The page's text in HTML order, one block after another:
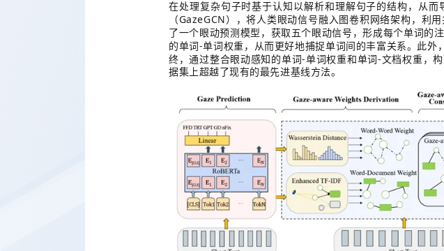
在处理复杂句子时基于认知以解析和理解句子的结构，从
（ GazeGCN ），将人类眼动信号融入图卷积网络架构，利
了一个眼动预测模型，获取五个眼动信号，形成每个单词的
的单词 -单词权重，从而更好地捕捉单词间的丰富关系。此外
终，通过整合眼动感知的单词-单词权重和单词-文档权重，
据集上超越了现有的最先进基线方法。